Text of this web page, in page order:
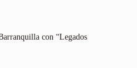
con “Legados